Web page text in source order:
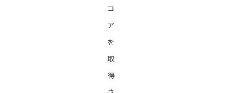
コ
ア
を
取
得